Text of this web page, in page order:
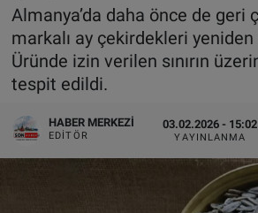
Almanya’da daha önce de geri
markalı ay çekirdekleri yeniden
Üründe izin verilen sınırın
tespit edildi.
HABER MERKEZI
EDITÖR
03.02.2026 - 15:02
YAYINLANMA
AVUSTURYA
SAĞLIK - YAŞAM
BİLİM-TEKNOLOJİ
DÜNYA
BİLİM-TEKNOLOJİ
SAĞLIK
FOTO GALERİ
Tüm Manşetler
Son Dakika Haberleri
Haber Arşivi